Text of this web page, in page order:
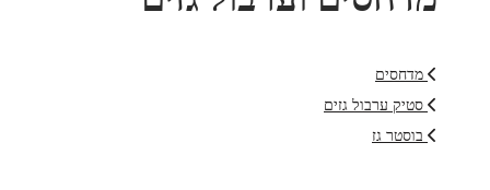
מדחסים
סטיק ערבול גזים
בוסטר גז